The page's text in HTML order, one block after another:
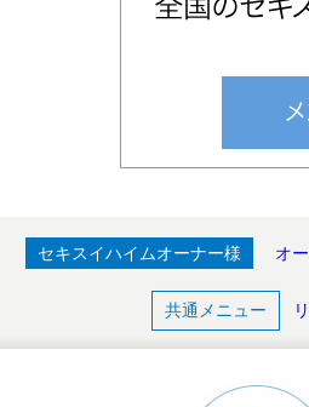
セキスイハイムオーナー様 オ
共通メニュー